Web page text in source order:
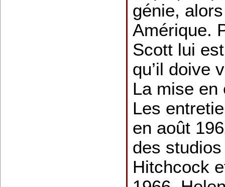
génie,
Amérique.
Scott lui
qu’il doive
La mise
Les
en août
des
Hitchcock